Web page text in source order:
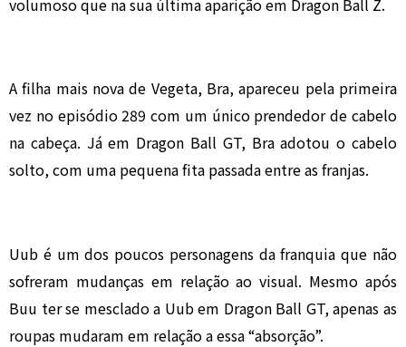
A filha mais nova de Vegeta, Bra, apareceu pela primeira
vez no episódio 289 com um único prendedor de cabelo
na cabeça. Já em Dragon Ball GT, Bra adotou o cabelo
solto, com uma pequena fita passada entre as franjas.
Uub é um dos poucos personagens da franquia que não
sofreram mudanças em relação ao visual. Mesmo após
Buu ter se mesclado a Uub em Dragon Ball GT, apenas as
roupas mudaram em relação a essa “absorção”.